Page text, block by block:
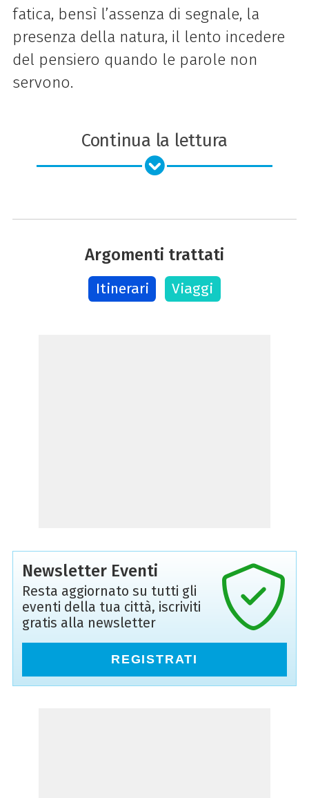
fatica, bensì l’assenza di segnale, la
presenza della natura, il lento incedere
del pensiero quando le parole non
servono.
Continua la lettura
Argomenti trattati
Itinerari Viaggi
Newsletter Eventi
Resta aggiornato su tutti gli
eventi della tua città, iscriviti
gratis alla newsletter
REGISTRATI